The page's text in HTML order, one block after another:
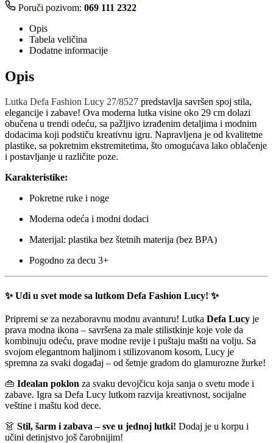
Poruči pozivom: 069 111 2322
Opis
Tabela veličina
Dodatne informacije
Opis
Lutka Defa Fashion Lucy 27/8527 predstavlja savršen spoj stila,
elegancije i zabave! Ova moderna lutka visine oko 29 cm dolazi
obučena u trendi odeću, sa pažljivo izrađenim detaljima i modnim
dodacima koji podstiču kreativnu igru. Napravljena je od kvalitetne
plastike, sa pokretnim ekstremitetima, što omogućava lako oblačenje
i postavljanje u različite poze.
Karakteristike:
Pokretne ruke i noge
Moderna odeća i modni dodaci
Materijal: plastika bez štetnih materija (bez BPA)
Pogodno za decu 3+
✨ Uđi u svet mode sa lutkom Defa Fashion Lucy! ✨
Pripremi se za nezaboravnu modnu avanturu! Lutka Defa Lucy je
prava modna ikona – savršena za male stilistkinje koje vole da
kombinuju odeću, prave modne revije i puštaju mašti na volju. Sa
svojom elegantnom haljinom i stilizovanom kosom, Lucy je
spremna za svaki događaj – od šetnje gradom do glamurozne žurke!
👜 Idealan poklon za svaku devojčicu koja sanja o svetu mode i
zabave. Igra sa Defa Lucy lutkom razvija kreativnost, socijalne
veštine i maštu kod dece.
👗 Stil, šarm i zabava – sve u jednoj lutki! Dodaj je u korpu i
učini detinjstvo još čarobnijim!